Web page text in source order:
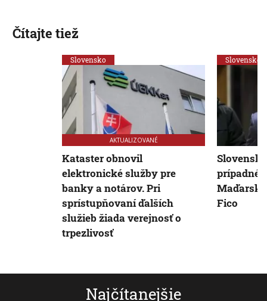
Najčítanejšie
Čítajte tiež
Slovensko
AKTUALIZOVANÉ
Kataster obnovil
elektronické služby pre
banky a notárov. Pri
sprístupňovaní ďalších
služieb žiada verejnosť o
trpezlivosť
Slovensko
prípadné
Fico